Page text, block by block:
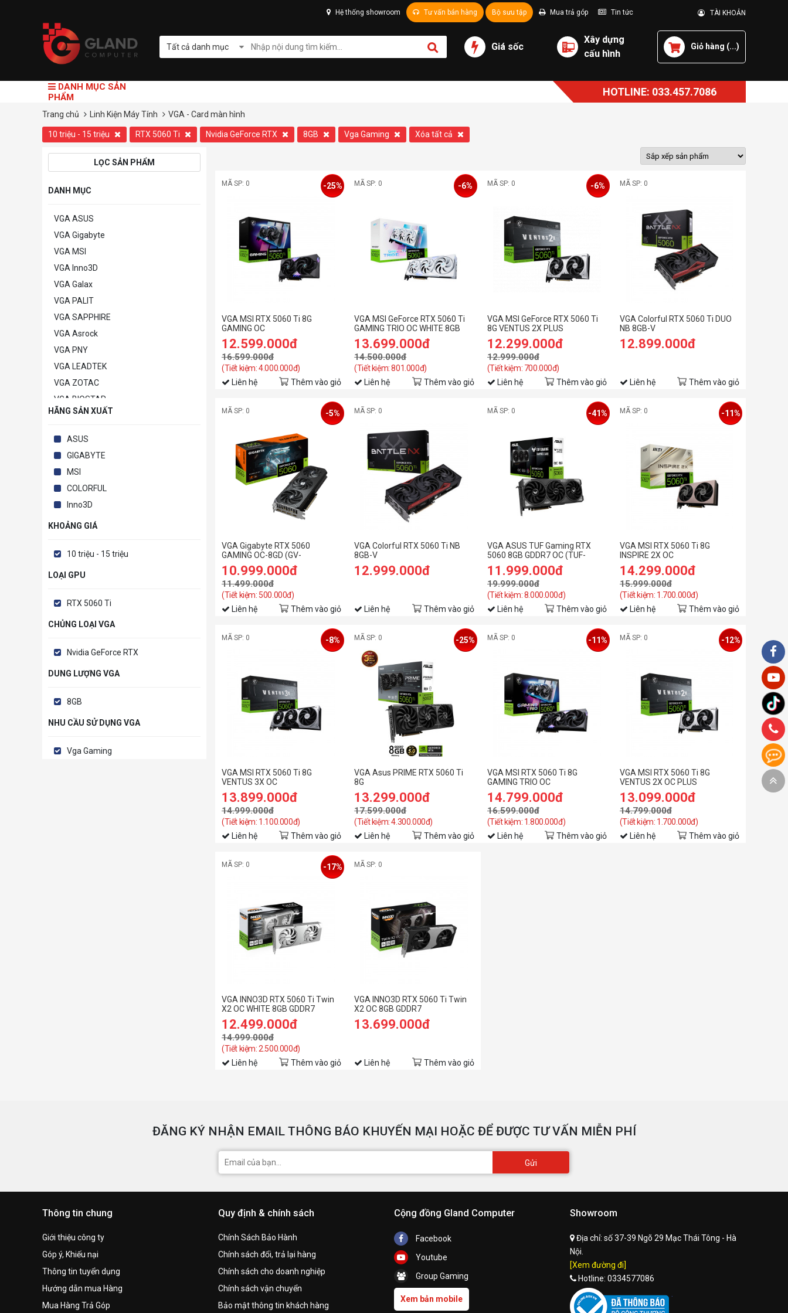
Hệ thống showroom Tư vấn bán hàng Bộ sưu tập Mua trả góp Tin tức TÀI KHOẢN
Tất cả danh mục Giá sốc
Xây dựng
cấu hình
Giỏ hàng (...)
DANH MỤC SẢN
PHẨM
HOTLINE: 033.457.7086
Trang chủ Linh Kiện Máy Tính VGA - Card màn hình
10 triệu - 15 triệu RTX 5060 Ti Nvidia GeForce RTX 8GB Vga Gaming Xóa tất cả
LỌC SẢN PHẨM
DANH MỤC
VGA ASUS
VGA Gigabyte
VGA MSI
VGA Inno3D
VGA Galax
VGA PALIT
VGA SAPPHIRE
VGA Asrock
VGA PNY
VGA LEADTEK
VGA ZOTAC
VGA BIOSTAR
VGA POWERCOLOR
HÃNG SẢN XUẤT
ASUS
GIGABYTE
MSI
COLORFUL
Inno3D
KHOẢNG GIÁ
10 triệu - 15 triệu
LOẠI GPU
RTX 5060 Ti
CHỦNG LOẠI VGA
Nvidia GeForce RTX
DUNG LƯỢNG VGA
8GB
NHU CẦU SỬ DỤNG VGA
Vga Gaming
MÃ SP: 0
VGA MSI RTX 5060 Ti 8G
GAMING OC
12.599.000đ
16.599.000đ
(Tiết kiệm: 4.000.000đ)
-25%
Liên hệ Thêm vào giỏ
MÃ SP: 0
VGA MSI GeForce RTX 5060 Ti
GAMING TRIO OC WHITE 8GB
GDDR7
13.699.000đ
14.500.000đ
(Tiết kiệm: 801.000đ)
-6%
Liên hệ Thêm vào giỏ
MÃ SP: 0
VGA MSI GeForce RTX 5060 Ti
8G VENTUS 2X PLUS
12.299.000đ
12.999.000đ
(Tiết kiệm: 700.000đ)
-6%
Liên hệ Thêm vào giỏ
MÃ SP: 0
VGA Colorful RTX 5060 Ti DUO
NB 8GB-V
12.899.000đ
Liên hệ Thêm vào giỏ
MÃ SP: 0
VGA Gigabyte RTX 5060
GAMING OC-8GD (GV-
N5060GAMING OC-8GD)
10.999.000đ
11.499.000đ
(Tiết kiệm: 500.000đ)
-5%
Liên hệ Thêm vào giỏ
MÃ SP: 0
VGA Colorful RTX 5060 Ti NB
8GB-V
12.999.000đ
Liên hệ Thêm vào giỏ
MÃ SP: 0
VGA ASUS TUF Gaming RTX
5060 8GB GDDR7 OC (TUF-
RTX5060-O8G-GAMING)
11.999.000đ
19.999.000đ
(Tiết kiệm: 8.000.000đ)
-41%
Liên hệ Thêm vào giỏ
MÃ SP: 0
VGA MSI RTX 5060 Ti 8G
INSPIRE 2X OC
14.299.000đ
15.999.000đ
(Tiết kiệm: 1.700.000đ)
-11%
Liên hệ Thêm vào giỏ
MÃ SP: 0
VGA MSI RTX 5060 Ti 8G
VENTUS 3X OC
13.899.000đ
14.999.000đ
(Tiết kiệm: 1.100.000đ)
-8%
Liên hệ Thêm vào giỏ
MÃ SP: 0
VGA Asus PRIME RTX 5060 Ti
8G
13.299.000đ
17.599.000đ
(Tiết kiệm: 4.300.000đ)
-25%
Liên hệ Thêm vào giỏ
MÃ SP: 0
VGA MSI RTX 5060 Ti 8G
GAMING TRIO OC
14.799.000đ
16.599.000đ
(Tiết kiệm: 1.800.000đ)
-11%
Liên hệ Thêm vào giỏ
MÃ SP: 0
VGA MSI RTX 5060 Ti 8G
VENTUS 2X OC PLUS
13.099.000đ
14.799.000đ
(Tiết kiệm: 1.700.000đ)
-12%
Liên hệ Thêm vào giỏ
MÃ SP: 0
VGA INNO3D RTX 5060 Ti Twin
X2 OC WHITE 8GB GDDR7
12.499.000đ
14.999.000đ
(Tiết kiệm: 2.500.000đ)
-17%
Liên hệ Thêm vào giỏ
MÃ SP: 0
VGA INNO3D RTX 5060 Ti Twin
X2 OC 8GB GDDR7
13.699.000đ
Liên hệ Thêm vào giỏ
ĐĂNG KÝ NHẬN EMAIL THÔNG BÁO KHUYẾN MẠI HOẶC ĐỂ ĐƯỢC TƯ VẤN MIỄN PHÍ
Gửi
Thông tin chung
Giới thiệu công ty
Góp ý, Khiếu nại
Thông tin tuyển dụng
Hướng dẫn mua Hàng
Mua Hàng Trả Góp
Quy định & chính sách
Chính Sách Bảo Hành
Chính sách đổi, trả lại hàng
Chính sách cho doanh nghiệp
Chính sách vận chuyển
Bảo mật thông tin khách hàng
Cộng đồng Gland Computer
Facebook
Youtube
Group Gaming
Xem bản mobile
Showroom
Địa chỉ: số 37-39 Ngõ 29 Mạc Thái Tông - Hà
Nội.
[Xem đường đi]
Hotline: 0334577086